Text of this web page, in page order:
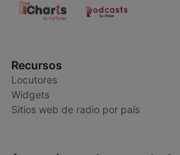
Recursos
Locutores
Widgets
Sitios web de radio por país